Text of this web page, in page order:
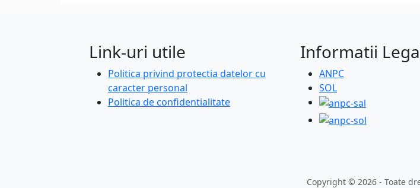
Link-uri utile
Politica privind protectia datelor cu
caracter personal
Politica de confidentialitate
Informatii
ANPC
SOL
Copyright © 2026 - Toate